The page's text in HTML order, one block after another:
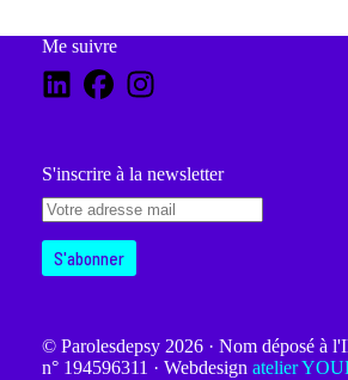
Me suivre
S'inscrire à la newsletter
© Parolesdepsy 2026 · Nom déposé à
n° 194596311 · Webdesign atelier